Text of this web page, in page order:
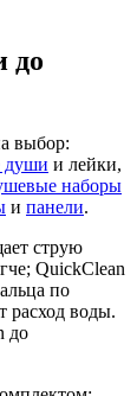
до
выбор:
души и лейки,
наборы
и панели.
струю
QuickClean
по
расход воды.
до